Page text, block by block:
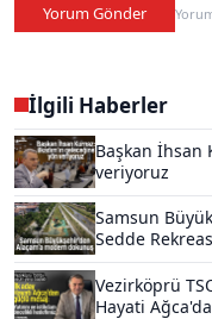
Yorum Gönder
İlgili Haberler
Başkan İhsan
veriyoruz
Samsun
Sedde
Vezirköprü
Hayati